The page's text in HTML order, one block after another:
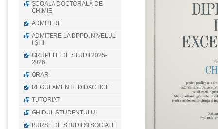
ȘCOALA DOCTORALĂ DE
CHIMIE
ADMITERE
ADMITERE LA DPPD, NIVELUL
I ŞI II
GRUPELE DE STUDII 2025-
2026
ORAR
REGULAMENTE DIDACTICE
TUTORIAT
GHIDUL STUDENTULUI
BURSE DE STUDII SI SOCIALE